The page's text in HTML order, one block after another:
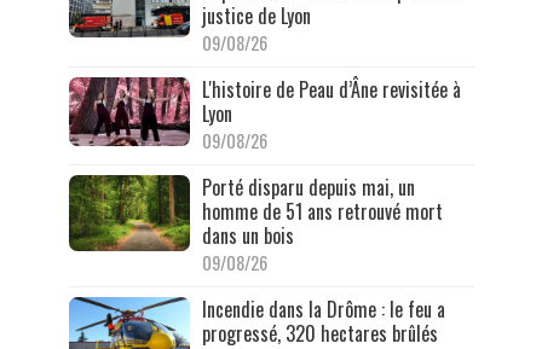
justice de Lyon
09/08/26
L'histoire de Peau d’Âne revisitée à
Lyon
09/08/26
Porté disparu depuis mai, un
homme de 51 ans retrouvé mort
dans un bois
09/08/26
Incendie dans la Drôme : le feu a
progressé, 320 hectares brûlés